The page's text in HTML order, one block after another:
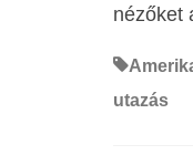
nézőket
utazás